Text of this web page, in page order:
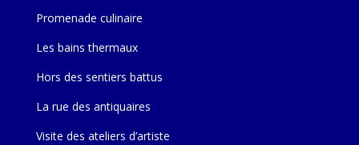
Promenade culinaire
Les bains thermaux
Hors des sentiers battus
La rue des antiquaires
Visite des ateliers d’artiste